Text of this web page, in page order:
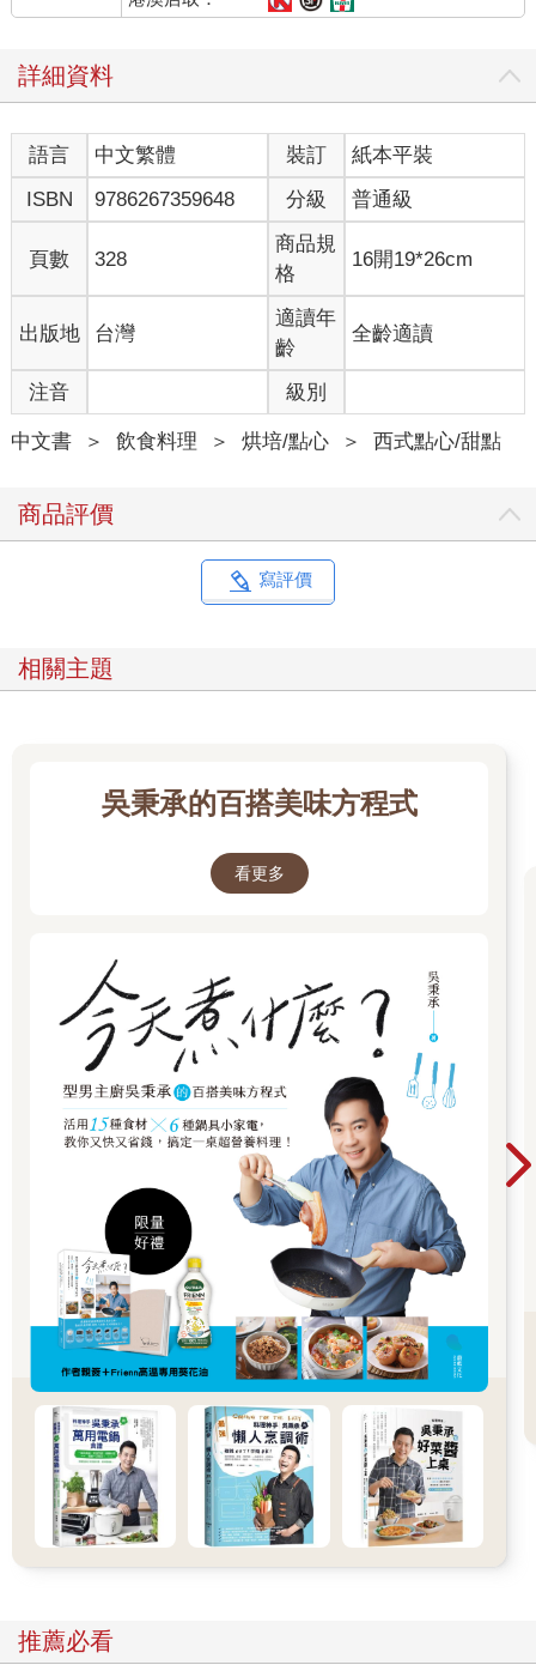
詳細資料
語言 中文繁體 裝訂
紙本平裝
ISBN
9786267359648 分級 普通級
頁數 328
商品規
格
16開19*26cm
出版地 台灣
適讀年
齡
全齡適讀
注音 級別
中文書 ＞ 飲食料理 ＞ 烘培/點心 ＞ 西式點心/甜點
商品評價
寫評價
相關主題
吳秉承的百搭美味方程式
看更多
推薦必看